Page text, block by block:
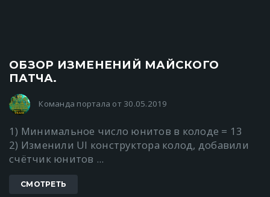
ОБЗОР ИЗМЕНЕНИЙ МАЙСКОГО
ПАТЧА.
Команда портала от 30.05.2019
1) Минимальное число юнитов в колоде = 13
2) Изменили UI конструктора колод, добавили
счётчик юнитов ...
СМОТРЕТЬ